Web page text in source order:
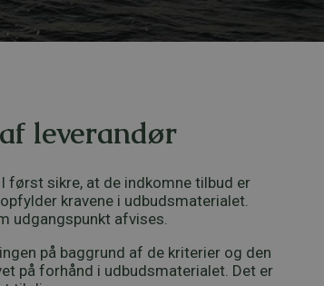
leverandør
sikre, at de indkomne tilbud er
kravene i udbudsmaterialet.
udgangspunkt afvises.
på baggrund af de kriterier og den
på forhånd i udbudsmaterialet. Det er